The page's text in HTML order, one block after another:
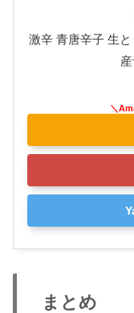
激辛 青唐辛子 生
まとめ